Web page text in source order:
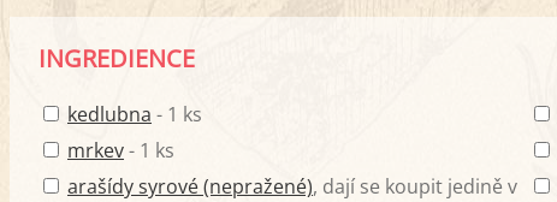
INGREDIENCE
kedlubna - 1 ks
mrkev- 1 ks
arašídy syrové (nepražené), dají se koupit jedině v